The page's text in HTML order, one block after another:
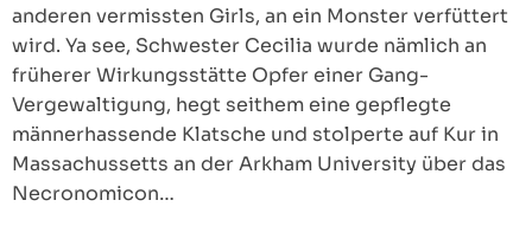
anderen vermissten Girls, an ein Monster verfüttert
wird. Ya see, Schwester Cecilia wurde nämlich an
früherer Wirkungsstätte Opfer einer Gang-
Vergewaltigung, hegt seithem eine gepflegte
männerhassende Klatsche und stolperte auf Kur in
Massachussetts an der Arkham University über das
Necronomicon…